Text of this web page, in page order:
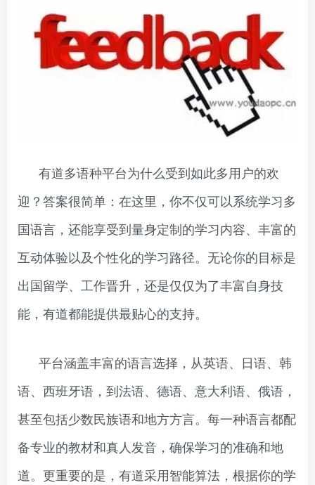
有道多语种平台为什么受到如此多用户的欢
迎？答案很简单：在这里，你不仅可以系统学习多
国语言，还能享受到量身定制的学习内容、丰富的
互动体验以及个性化的学习路径。无论你的目标是
出国留学、工作晋升，还是仅仅为了丰富自身技
能，有道都能提供最贴心的支持。
平台涵盖丰富的语言选择，从英语、日语、韩
语、西班牙语，到法语、德语、意大利语、俄语，
甚至包括少数民族语和地方方言。每一种语言都配
备专业的教材和真人发音，确保学习的准确和地
道。更重要的是，有道采用智能算法，根据你的学